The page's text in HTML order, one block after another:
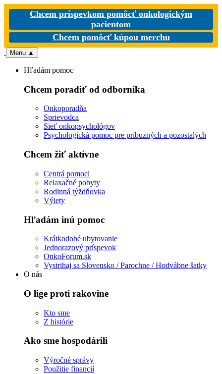
Chcem príspevkom pomôcť onkologickým
pacientom
Chcem pomôcť kúpou merchu
Menu ▲
Hľadám pomoc
Chcem poradiť od odborníka
Onkoporadňa
Sprievodca
Sieť onkopsychológov
Psychologická pomoc pre príbuzných a pozostalých
Chcem žiť aktívne
Centrá pomoci
Relaxačné pobyty
Rodinná týždňovka
Výlety
Hľadám inú pomoc
Krátkodobé ubytovanie
Jednorazový príspevok
OnkoForum.sk
Vystrihaj sa Slovensko / Parochne / Hodvábne šatky
O nás
O lige proti rakovine
Kto sme
Z histórie
Ako sme hospodárili
Výročné správy
Použitie financií